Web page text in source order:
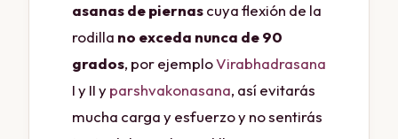
asanas de piernascuya flexión de la
rodilla no exceda nunca de 90
grados, por ejemploVirabhadrasana
I y II yparshvakonasana, así evitarás
mucha carga y esfuerzo y no sentirás